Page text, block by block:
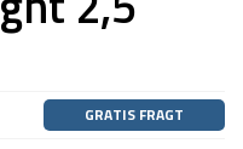
GRATIS FRAGT